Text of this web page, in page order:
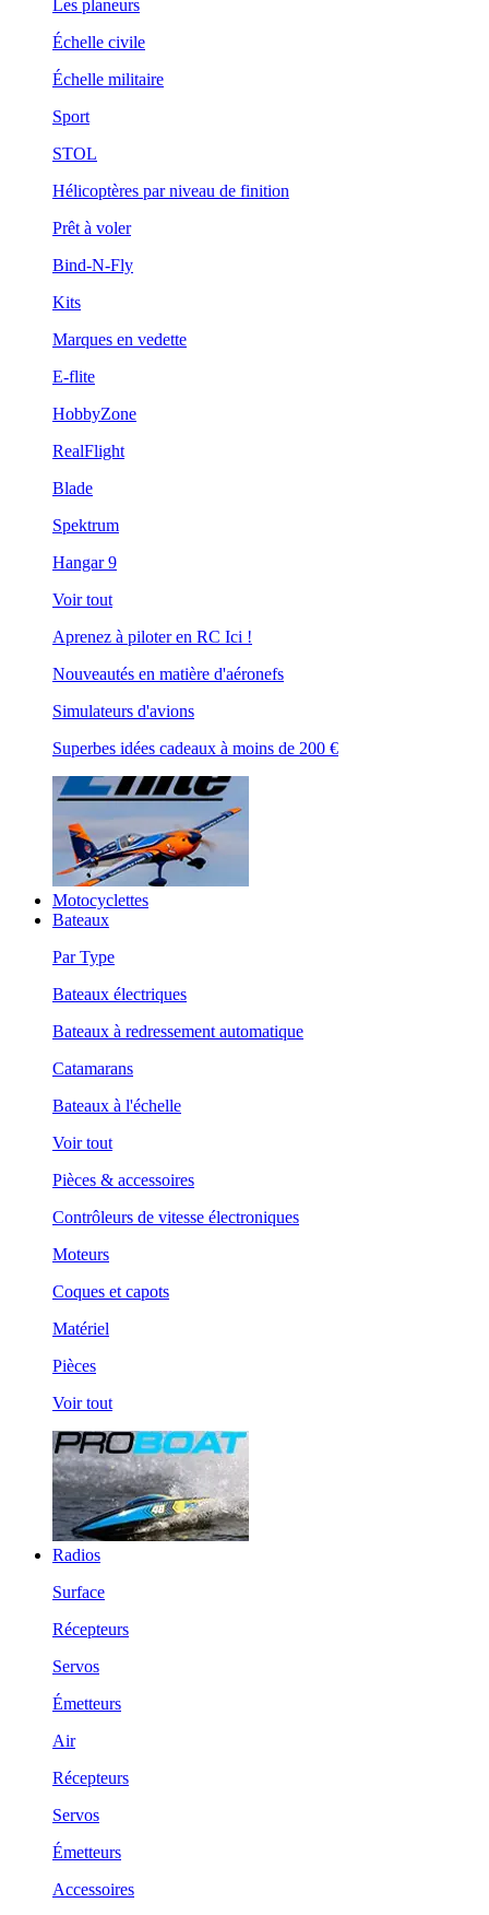
Les planeurs
Échelle civile
Échelle militaire
Sport
STOL
Hélicoptères par niveau de finition
Prêt à voler
Bind-N-Fly
Kits
Marques en vedette
E-flite
HobbyZone
RealFlight
Blade
Spektrum
Hangar 9
Voir tout
Aprenez à piloter en RC Ici !
Nouveautés en matière d'aéronefs
Simulateurs d'avions
Superbes idées cadeaux à moins de 200 €
Motocyclettes
Bateaux
Par Type
Bateaux électriques
Bateaux à redressement automatique
Catamarans
Bateaux à l'échelle
Voir tout
Pièces & accessoires
Contrôleurs de vitesse électroniques
Moteurs
Coques et capots
Matériel
Pièces
Voir tout
Radios
Surface
Récepteurs
Servos
Émetteurs
Air
Récepteurs
Servos
Émetteurs
Accessoires